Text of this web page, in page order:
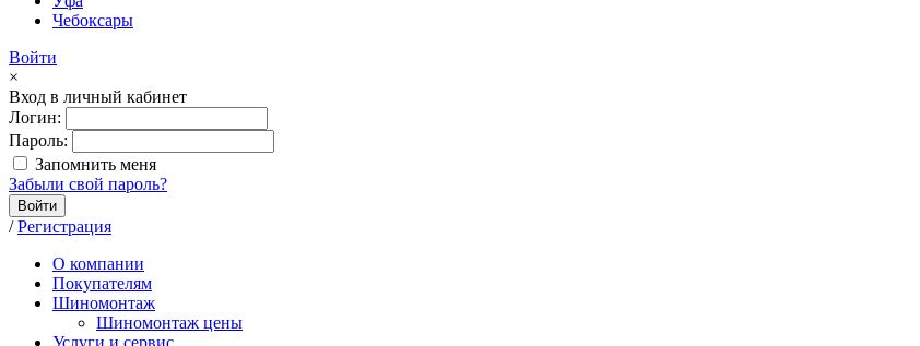
Чебоксары
Войти
×
Вход в личный кабинет
Логин:
Пароль:
Запомнить меня
Забыли свой пароль?
Войти
/ Регистрация
О компании
Покупателям
Шиномонтаж
Шиномонтаж цены
Услуги и сервис